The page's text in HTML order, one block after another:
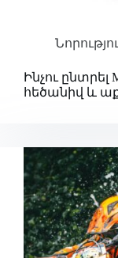
Ինչու ընտրել
հեծանիվ և